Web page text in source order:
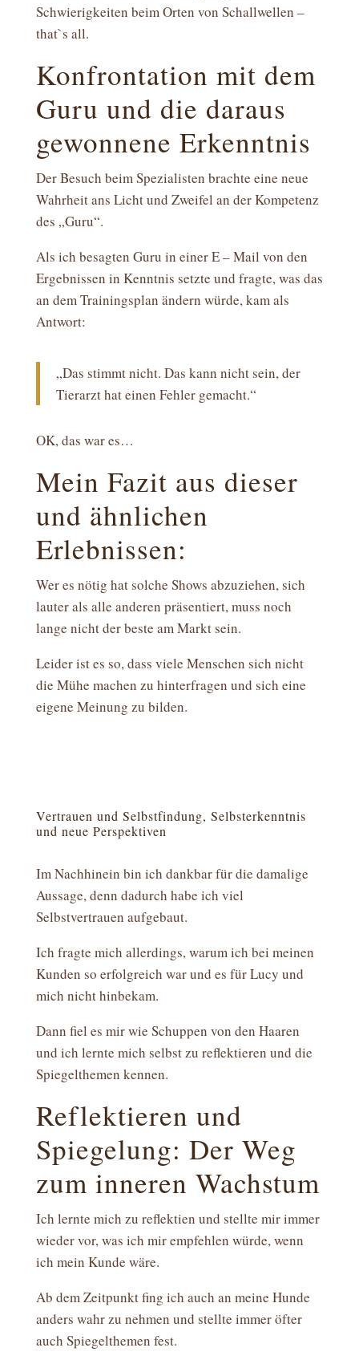
Schwierigkeiten beim Orten von Schallwellen –
that`s all.
Konfrontation mit dem
Guru und die daraus
gewonnene Erkenntnis
Der Besuch beim Spezialisten brachte eine neue
Wahrheit ans Licht und Zweifel an der Kompetenz
des „Guru“.
Als ich besagten Guru in einer E – Mail von den
Ergebnissen in Kenntnis setzte und fragte, was das
an dem Trainingsplan ändern würde, kam als
Antwort:
„Das stimmt nicht. Das kann nicht sein, der
Tierarzt hat einen Fehler gemacht.“
OK, das war es…
Mein Fazit aus dieser
und ähnlichen
Erlebnissen:
Wer es nötig hat solche Shows abzuziehen, sich
lauter als alle anderen präsentiert, muss noch
lange nicht der beste am Markt sein.
Leider ist es so, dass viele Menschen sich nicht
die Mühe machen zu hinterfragen und sich eine
eigene Meinung zu bilden.
Vertrauen und Selbstfindung, Selbsterkenntnis
und neue Perspektiven
Im Nachhinein bin ich dankbar für die damalige
Aussage, denn dadurch habe ich viel
Selbstvertrauen aufgebaut.
Ich fragte mich allerdings, warum ich bei meinen
Kunden so erfolgreich war und es für Lucy und
mich nicht hinbekam.
Dann fiel es mir wie Schuppen von den Haaren
und ich lernte mich selbst zu reflektieren und die
Spiegelthemen kennen.
Reflektieren und
Spiegelung: Der Weg
zum inneren Wachstum
Ich lernte mich zu reflektien und stellte mir immer
wieder vor, was ich mir empfehlen würde, wenn
ich mein Kunde wäre.
Ab dem Zeitpunkt fing ich auch an meine Hunde
anders wahr zu nehmen und stellte immer öfter
auch Spiegelthemen fest.